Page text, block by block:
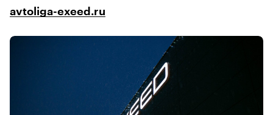
avtoliga-exeed.ru